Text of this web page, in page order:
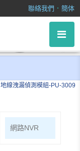
聯絡我們 ． 簡体
地線洩漏偵測模組-PU-3009
網路NVR